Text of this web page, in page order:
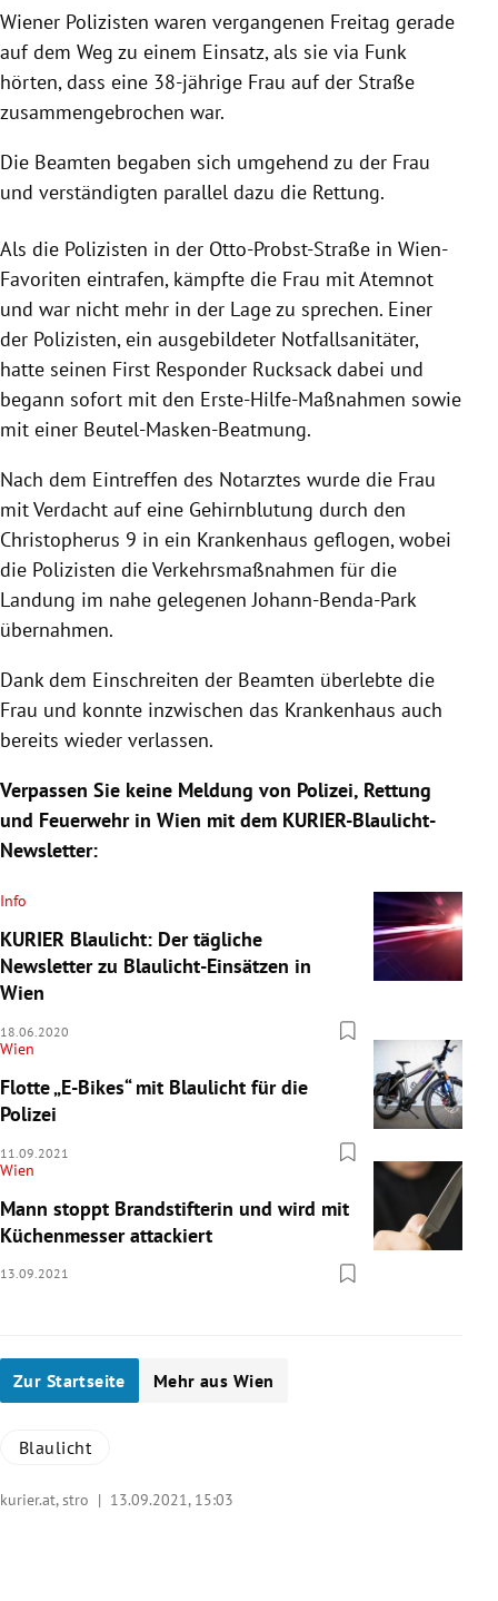
Untermenü
Wiener Polizisten waren vergangenen Freitag gerade
auf dem Weg zu einem Einsatz, als sie via Funk
hörten, dass eine 38-jährige Frau auf der Straße
zusammengebrochen war.
Die Beamten begaben sich umgehend zu der Frau
und verständigten parallel dazu die Rettung.
Als die Polizisten in der Otto-Probst-Straße in Wien-
Favoriten eintrafen, kämpfte die Frau mit Atemnot
und war nicht mehr in der Lage zu sprechen. Einer
der Polizisten, ein ausgebildeter Notfallsanitäter,
hatte seinen First Responder Rucksack dabei und
begann sofort mit den Erste-Hilfe-Maßnahmen sowie
mit einer Beutel-Masken-Beatmung.
Nach dem Eintreffen des Notarztes wurde die Frau
mit Verdacht auf eine Gehirnblutung durch den
Christopherus 9 in ein Krankenhaus geflogen, wobei
die Polizisten die Verkehrsmaßnahmen für die
Landung im nahe gelegenen Johann-Benda-Park
übernahmen.
Dank dem Einschreiten der Beamten überlebte die
Frau und konnte inzwischen das Krankenhaus auch
bereits wieder verlassen.
Verpassen Sie keine Meldung von Polizei, Rettung
und Feuerwehr in Wien mit dem KURIER-Blaulicht-
Newsletter:
Info
KURIER Blaulicht: Der tägliche
Newsletter zu Blaulicht-Einsätzen in
Wien
18.06.2020
Wien
Flotte „E-Bikes“ mit Blaulicht für die
Polizei
11.09.2021
Wien
Mann stoppt Brandstifterin und wird mit
Küchenmesser attackiert
13.09.2021
Zur Startseite Mehr aus Wien
Blaulicht
kurier.at, stro | 13.09.2021, 15:03